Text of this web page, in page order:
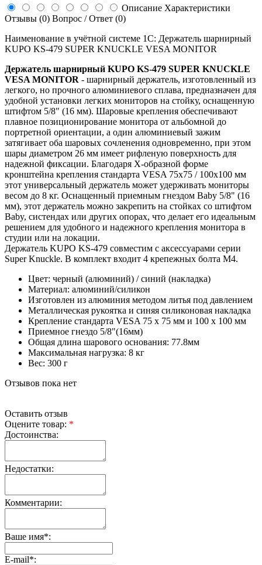
Описание Характеристики
Отзывы (0) Вопрос / Ответ (0)
Наименование в учётной системе 1С: Держатель шарнирный
KUPO KS-479 SUPER KNUCKLE VESA MONITOR
Держатель шарнирный KUPO KS-479 SUPER KNUCKLE
VESA MONITOR - шарнирный держатель, изготовленный из
легкого, но прочного алюминиевого сплава, предназначен для
удобной установки легких мониторов на стойку, оснащенную
штифтом 5/8" (16 мм). Шаровые крепления обеспечивают
плавное позиционирование монитора от альбомной до
портретной ориентации, а один алюминиевый зажим
затягивает оба шаровых сочленения одновременно, при этом
шары диаметром 26 мм имеет рифленую поверхность для
надежной фиксации. Благодаря X-образной форме
кронштейна крепления стандарта VESA 75x75 / 100x100 мм
этот универсальный держатель может удерживать мониторы
весом до 8 кг. Оснащенный приемным гнездом Baby 5/8" (16
мм), этот держатель можно закрепить на стойках со штифтом
Baby, систендах или других опорах, что делает его идеальным
решением для удобного и надежного крепления монитора в
студии или на локации.
Держатель KUPO KS-479 совместим с аксессуарами серии
Super Knuckle. В комплект входит 4 крепежных болта M4.
Цвет: черный (алюминий) / синий (накладка)
Материал: алюминий/силикон
Изготовлен из алюминия методом литья под давлением
Металлическая рукоятка и синяя силиконовая накладка
Крепление стандарта VESA 75 x 75 мм и 100 x 100 мм
Приемное гнездо 5/8"(16мм)
Общая длина шарового основания: 77.8мм
Максимальная нагрузка: 8 кг
Вес: 300 г
Отзывов пока нет
Оставить отзыв
Оцените товар: *
Достоинства:
Недостатки:
Комментарии:
Ваше имя*:
E-mail*: